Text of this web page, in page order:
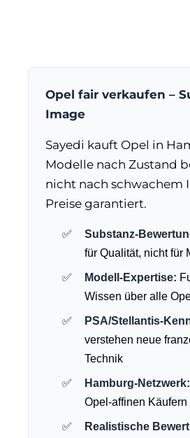
Opel fair verkaufen –
Image
Sayedi kauft Opel in
Modelle nach Zustand
nicht nach schwachem
Preise garantiert.
Substanz-
für Qualität, nicht für
Modell-Expertise:
Wissen über alle
PSA/Stellantis-
verstehen neue
Technik
Hamburg-Netzwerk:
Opel-affinen Käufern
Realistische